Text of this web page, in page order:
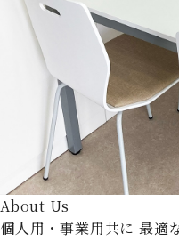
About Us
個人用・事業用共に 最適